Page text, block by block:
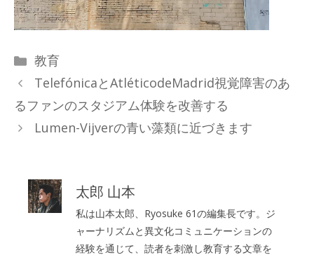
カ
テ
リ
ー
教育
TelefónicaとAtléticodeMadrid視覚障害のあ
るファンのスタジアム体験を改善する
Lumen-Vijverの青い藻類に近づきます
太郎 山本
私は山本太郎、Ryosuke 61の編集長です。ジ
ャーナリズムと異文化コミュニケーションの
経験を通じて、読者を刺激し教育する文章を